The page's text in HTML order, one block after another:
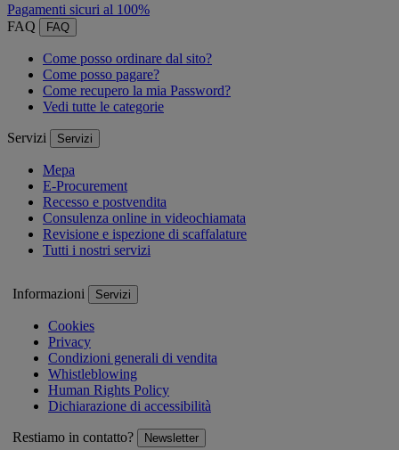
Pagamenti sicuri al 100%
FAQ
FAQ
Come posso ordinare dal sito?
Come posso pagare?
Come recupero la mia Password?
Vedi tutte le categorie
Servizi Servizi
Mepa
E-Procurement
Recesso e postvendita
Consulenza online in videochiamata
Revisione e ispezione di scaffalature
Tutti i nostri servizi
Informazioni Servizi
Cookies
Privacy
Condizioni generali di vendita
Whistleblowing
Human Rights Policy
Dichiarazione di accessibilità
Restiamo in contatto? Newsletter